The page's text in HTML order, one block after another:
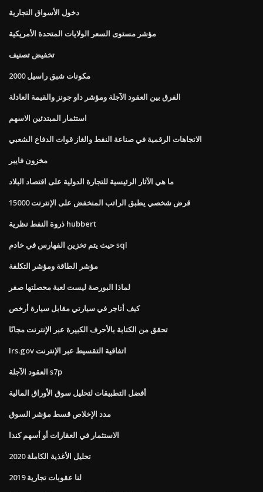
دخول الأسواق التجارية
مؤشر مستوى السعر الولايات المتحدة الأمريكية
تخفيض تصنيف
مكونات شبق راسيل 2000
الفرق بين العقود الآجلة ومؤشر داو جونز والقيمة العادلة
استثمار المبتدئين الاسهم
الاتجاهات الرقمية في صناعة النفط والغاز قوات الدفاع الشعبي
مخزون فايبر
ما هي الآثار الرئيسية للتجارة الدولية على اقتصاد البلاد
قرض شخصي يطبق الراتب المنخفض على الإنترنت 15000
ذروة النفط نظرية hubbert
حيث يتم تخزين الفهارس في خادم sql
مؤشر الطاقة ومؤشر التكلفة
لماذا البورصة ليست لعبة محصلتها صفر
كيف أتاجر في سيارتي مقابل سيارة أرخص
تحقق من الكتابة بالأحرف الكبيرة عبر الإنترنت مجانًا
Irs.gov اتفاقية التقسيط عبر الإنترنت
العقود الآجلة s7p
أفضل التطبيقات لتحليل سوق الأوراق المالية
مدد الإخلاص قسط مؤشر السوق
الاستثمار في العقارات أو أسهم كندا
تحليل الأغذية الكاملة 2020
لنا عقوبات تجارية 2019